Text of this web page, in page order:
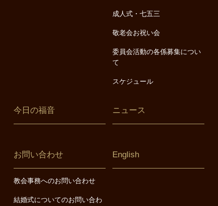
成人式・七五三
敬老会お祝い会
委員会活動の各係募集につい
て
スケジュール
今日の福音 ニュース
お問い合わせ
教会事務へのお問い合わせ
結婚式についてのお問い合わ
English